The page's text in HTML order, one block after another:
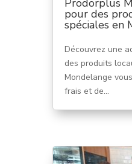
pour des
spéciales en
Découvrez une
des produits
Mondelange
frais et de...